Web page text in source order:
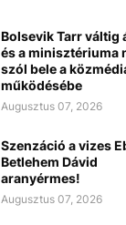
Bolsevik Tarr váltig
és a minisztériuma
szól bele a
működésébe
Augusztus 07, 2026
Szenzáció a vizes
Betlehem Dávid
aranyérmes!
Augusztus 07, 2026